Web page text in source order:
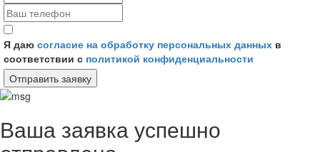
Я даю согласие на обработку персональных данных в
соответствии с политикой конфиденциальности
Отправить заявку
Ваша заявка успешно